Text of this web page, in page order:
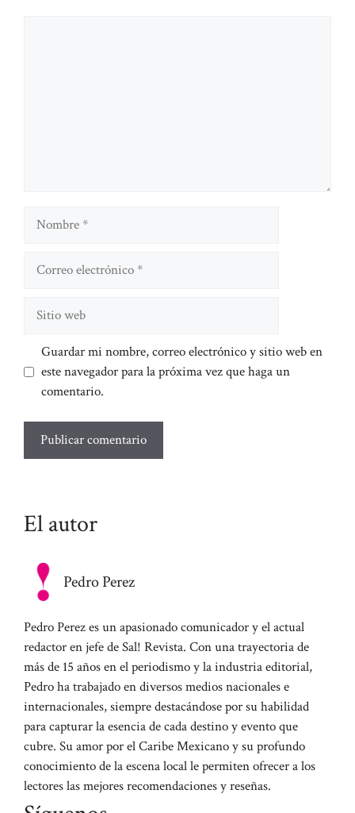
Nombre
Guardar mi nombre, correo electrónico y sitio web en
este navegador para la próxima vez que haga un
comentario.
El autor
Pedro Perez
Pedro Perez es un apasionado comunicador y el actual
redactor en jefe de Sal! Revista. Con una trayectoria de
más de 15 años en el periodismo y la industria editorial,
Pedro ha trabajado en diversos medios nacionales e
internacionales, siempre destacándose por su habilidad
para capturar la esencia de cada destino y evento que
cubre. Su amor por el Caribe Mexicano y su profundo
conocimiento de la escena local le permiten ofrecer a los
lectores las mejores recomendaciones y reseñas.